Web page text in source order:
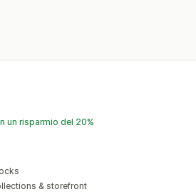
un risparmio del 20%
& storefront